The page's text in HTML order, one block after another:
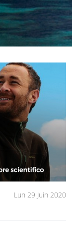
Lun 29 Juin 2020